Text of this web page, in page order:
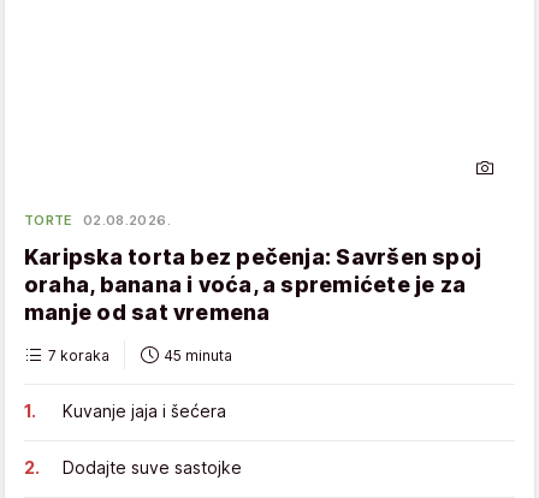
TORTE 02.08.2026.
Karipska torta bez pečenja: Savršen spoj
oraha, banana i voća, a spremićete je za
manje od sat vremena
7 koraka 45 minuta
Kuvanje jaja i šećera
Dodajte suve sastojke